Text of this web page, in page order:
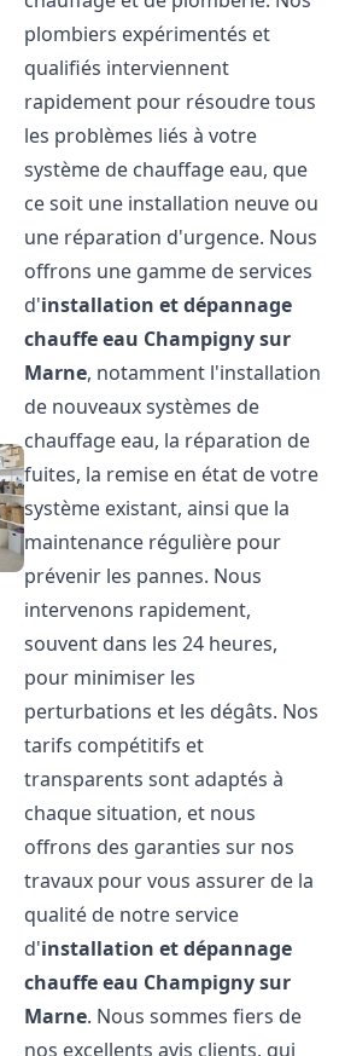
plombiers expérimentés et
qualifiés interviennent
rapidement pour résoudre tous
les problèmes liés à votre
système de chauffage eau, que
ce soit une installation neuve ou
une réparation d'urgence. Nous
offrons une gamme de services
d'installation et dépannage
chauffe eau Champigny sur
Marne, notamment l'installation
de nouveaux systèmes de
chauffage eau, la réparation de
fuites, la remise en état de votre
système existant, ainsi que la
maintenance régulière pour
prévenir les pannes. Nous
intervenons rapidement,
souvent dans les 24 heures,
pour minimiser les
perturbations et les dégâts. Nos
tarifs compétitifs et
transparents sont adaptés à
chaque situation, et nous
offrons des garanties sur nos
travaux pour vous assurer de la
qualité de notre service
d'installation et dépannage
chauffe eau Champigny sur
Marne. Nous sommes fiers de
nos excellents avis clients, qui